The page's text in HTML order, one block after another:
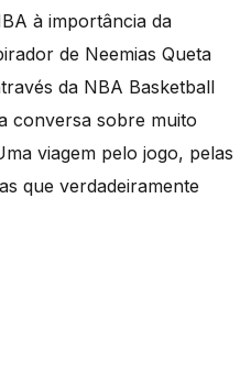
à importância da
de Neemias Queta
da NBA Basketball
conversa sobre muito
viagem pelo jogo, pelas
que verdadeiramente